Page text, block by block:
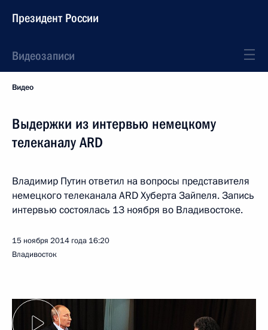
Президент России
Видеозаписи
Видео
Выдержки из интервью немецкому
телеканалу ARD
Владимир Путин ответил на вопросы представителя
немецкого телеканала ARD Хуберта Зайпеля. Запись
интервью состоялась 13 ноября во Владивостоке.
15 ноября 2014 года 16:20
Владивосток